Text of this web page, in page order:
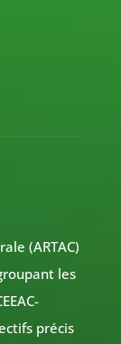
(ARTAC)
les
précis